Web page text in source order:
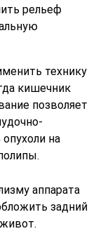
рельеф
технику
кишечник
позволяет
на
аппарата
задний